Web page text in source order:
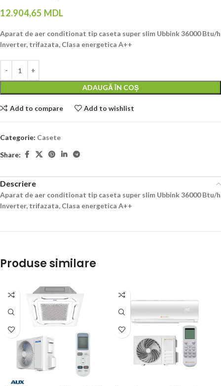
12.904,65 MDL
Aparat de aer conditionat tip caseta super slim Ubbink 36000 Btu/h
Inverter, trifazata, Clasa energetica A++
ADAUGĂ ÎN COȘ
Add to compare Add to wishlist
Categorie: Casete
Share:
Descriere
Aparat de aer conditionat tip caseta super slim Ubbink 36000 Btu/h
Inverter, trifazata, Clasa energetica A++
Produse similare